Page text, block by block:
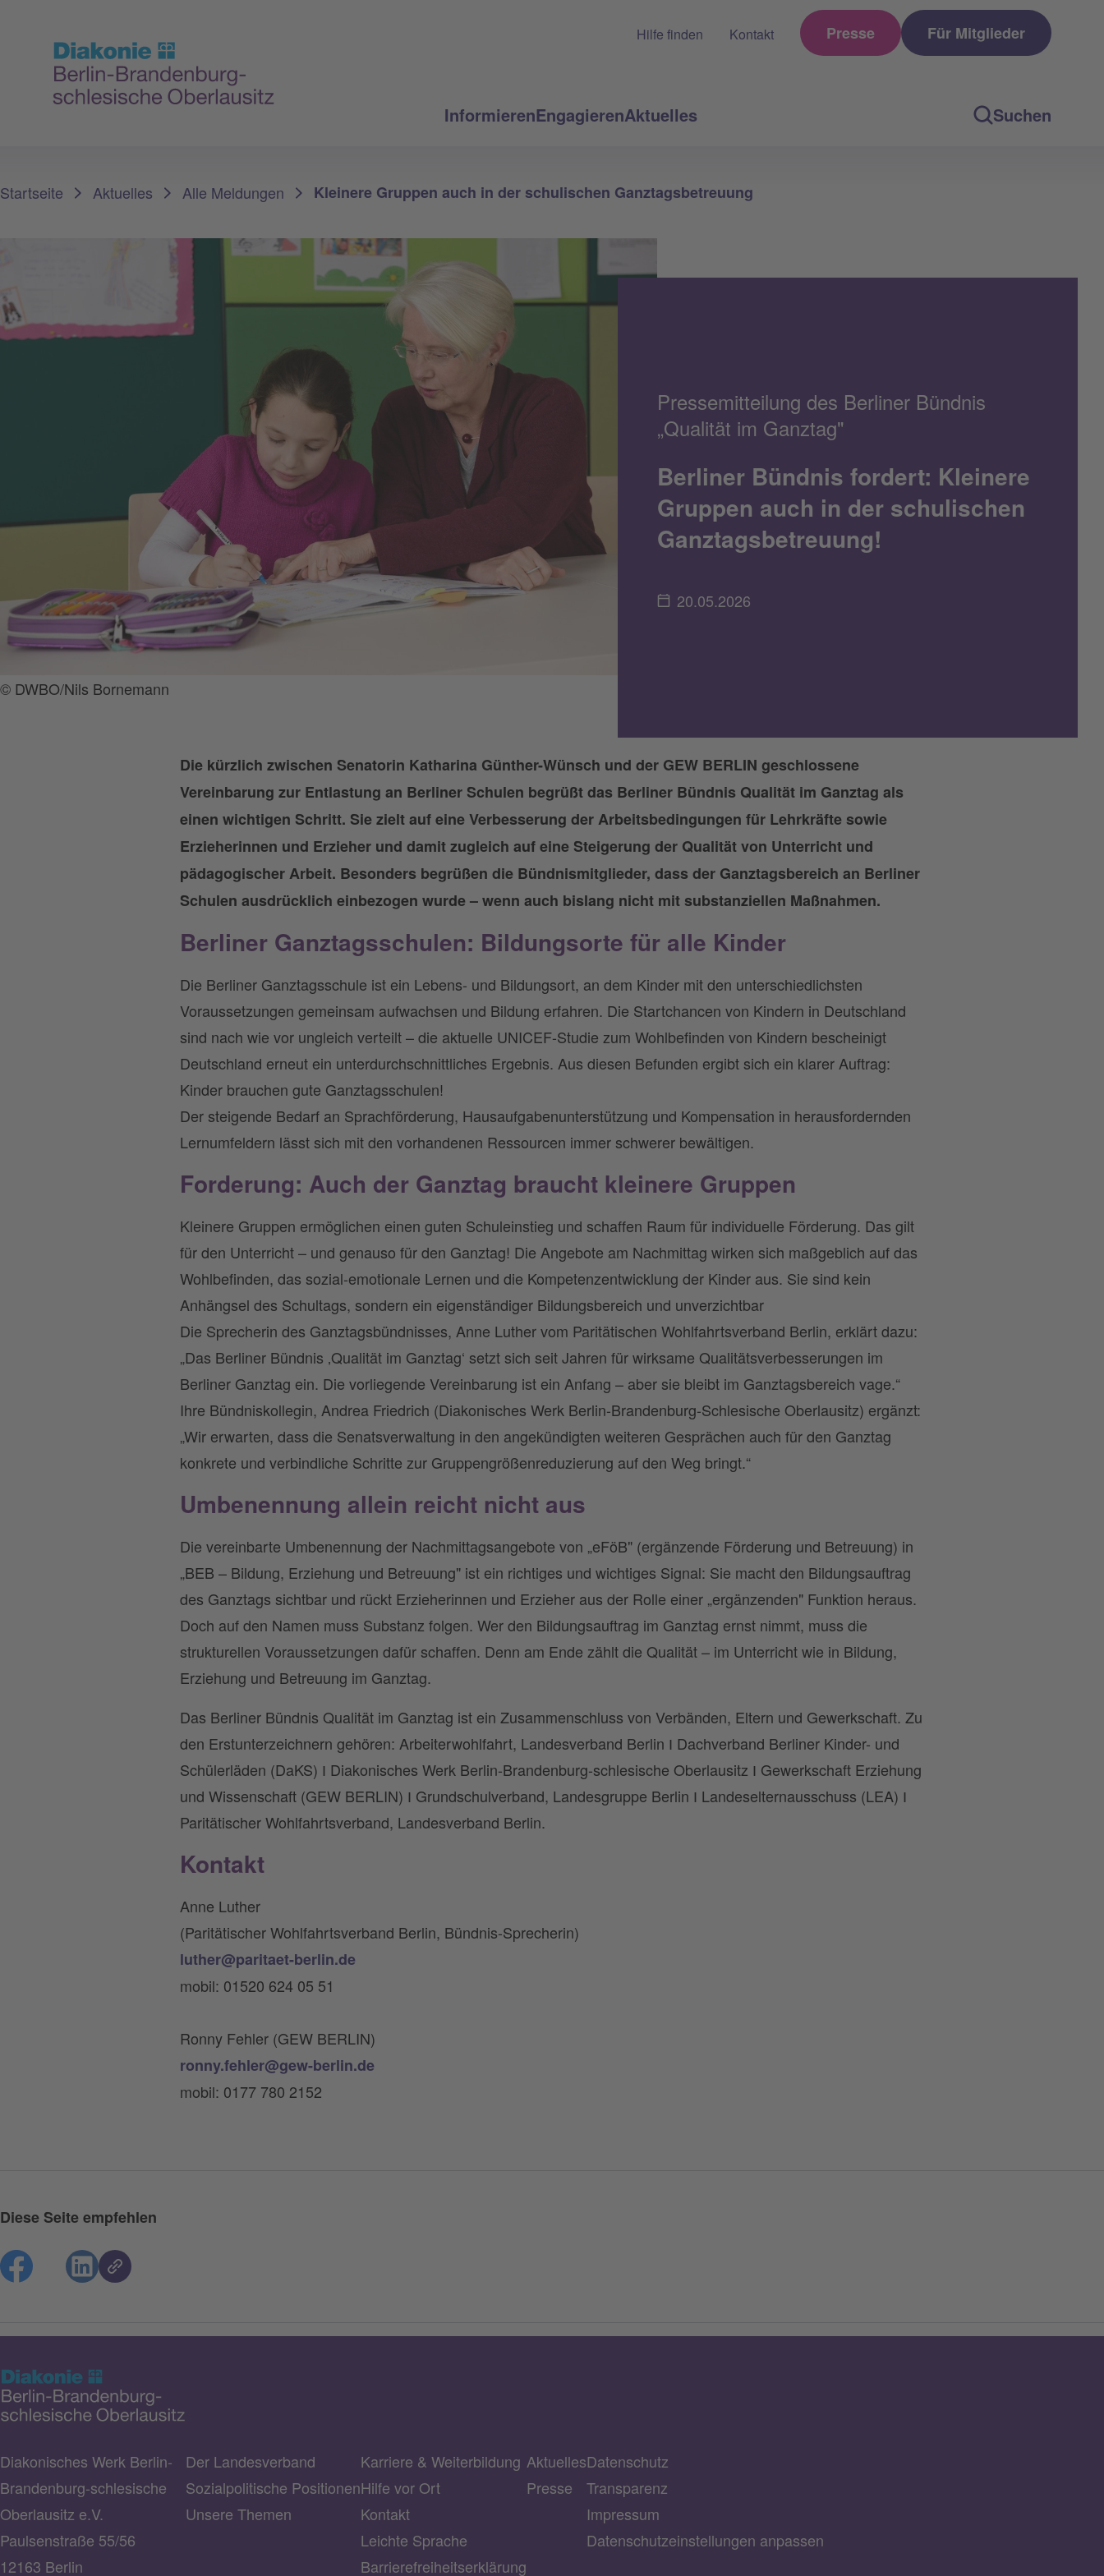
InformierenEngagierenAktuelles Suchen
Hilfe finden Kontakt Presse Für Mitglieder
Startseite Aktuelles Alle Meldungen Kleinere Gruppen auch in der schulischen Ganztagsbetreuung
© DWBO/Nils Bornemann
Pressemitteilung des Berliner Bündnis
„Qualität im Ganztag"
Berliner Bündnis fordert: Kleinere
Gruppen auch in der schulischen
Ganztagsbetreuung!
20.05.2026
Die kürzlich zwischen Senatorin Katharina Günther-Wünsch und der GEW BERLIN geschlossene
Vereinbarung zur Entlastung an Berliner Schulen begrüßt das Berliner Bündnis Qualität im Ganztag als
einen wichtigen Schritt. Sie zielt auf eine Verbesserung der Arbeitsbedingungen für Lehrkräfte sowie
Erzieherinnen und Erzieher und damit zugleich auf eine Steigerung der Qualität von Unterricht und
pädagogischer Arbeit. Besonders begrüßen die Bündnismitglieder, dass der Ganztagsbereich an Berliner
Schulen ausdrücklich einbezogen wurde – wenn auch bislang nicht mit substanziellen Maßnahmen.
Berliner Ganztagsschulen: Bildungsorte für alle Kinder
Die Berliner Ganztagsschule ist ein Lebens- und Bildungsort, an dem Kinder mit den unterschiedlichsten
Voraussetzungen gemeinsam aufwachsen und Bildung erfahren. Die Startchancen von Kindern in Deutschland
sind nach wie vor ungleich verteilt – die aktuelle UNICEF-Studie zum Wohlbefinden von Kindern bescheinigt
Deutschland erneut ein unterdurchschnittliches Ergebnis. Aus diesen Befunden ergibt sich ein klarer Auftrag:
Kinder brauchen gute Ganztagsschulen!
Der steigende Bedarf an Sprachförderung, Hausaufgabenunterstützung und Kompensation in herausfordernden
Lernumfeldern lässt sich mit den vorhandenen Ressourcen immer schwerer bewältigen.
Forderung: Auch der Ganztag braucht kleinere Gruppen
Kleinere Gruppen ermöglichen einen guten Schuleinstieg und schaffen Raum für individuelle Förderung. Das gilt
für den Unterricht – und genauso für den Ganztag! Die Angebote am Nachmittag wirken sich maßgeblich auf das
Wohlbefinden, das sozial-emotionale Lernen und die Kompetenzentwicklung der Kinder aus. Sie sind kein
Anhängsel des Schultags, sondern ein eigenständiger Bildungsbereich und unverzichtbar
Die Sprecherin des Ganztagsbündnisses, Anne Luther vom Paritätischen Wohlfahrtsverband Berlin, erklärt dazu:
„Das Berliner Bündnis ‚Qualität im Ganztag‘ setzt sich seit Jahren für wirksame Qualitätsverbesserungen im
Berliner Ganztag ein. Die vorliegende Vereinbarung ist ein Anfang – aber sie bleibt im Ganztagsbereich vage.“
Ihre Bündniskollegin, Andrea Friedrich (Diakonisches Werk Berlin-Brandenburg-Schlesische Oberlausitz) ergänzt:
„Wir erwarten, dass die Senatsverwaltung in den angekündigten weiteren Gesprächen auch für den Ganztag
konkrete und verbindliche Schritte zur Gruppengrößenreduzierung auf den Weg bringt.“
Umbenennung allein reicht nicht aus
Die vereinbarte Umbenennung der Nachmittagsangebote von „eFöB" (ergänzende Förderung und Betreuung) in
„BEB – Bildung, Erziehung und Betreuung" ist ein richtiges und wichtiges Signal: Sie macht den Bildungsauftrag
des Ganztags sichtbar und rückt Erzieherinnen und Erzieher aus der Rolle einer „ergänzenden" Funktion heraus.
Doch auf den Namen muss Substanz folgen. Wer den Bildungsauftrag im Ganztag ernst nimmt, muss die
strukturellen Voraussetzungen dafür schaffen. Denn am Ende zählt die Qualität – im Unterricht wie in Bildung,
Erziehung und Betreuung im Ganztag.
Das Berliner Bündnis Qualität im Ganztag ist ein Zusammenschluss von Verbänden, Eltern und Gewerkschaft. Zu
den Erstunterzeichnern gehören: Arbeiterwohlfahrt, Landesverband Berlin І Dachverband Berliner Kinder- und
Schülerläden (DaKS) І Diakonisches Werk Berlin-Brandenburg-schlesische Oberlausitz І Gewerkschaft Erziehung
und Wissenschaft (GEW BERLIN) І Grundschulverband, Landesgruppe Berlin І Landeselternausschuss (LEA) І
Paritätischer Wohlfahrtsverband, Landesverband Berlin.
Kontakt
Anne Luther
(Paritätischer Wohlfahrtsverband Berlin, Bündnis-Sprecherin)
luther@paritaet-berlin.de
mobil: 01520 624 05 51
Ronny Fehler (GEW BERLIN)
ronny.fehler@gew-berlin.de
mobil: 0177 780 2152
Diese Seite empfehlen
Diakonisches Werk Berlin-
Brandenburg-schlesische
Oberlausitz e.V.
Paulsenstraße 55/56
12163 Berlin
Der Landesverband
Sozialpolitische Positionen
Unsere Themen
Karriere & Weiterbildung
Hilfe vor Ort
Kontakt
Leichte Sprache
Barrierefreiheitserklärung
Aktuelles
Presse
Datenschutz
Transparenz
Impressum
Datenschutzeinstellungen anpassen